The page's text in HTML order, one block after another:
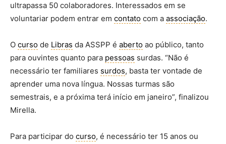
ultrapassa 50 colaboradores. Interessados em se
voluntariar podem entrar em contato com a associação.
O curso de Libras da ASSPP é aberto ao público, tanto
para ouvintes quanto para pessoas surdas. “Não é
necessário ter familiares surdos, basta ter vontade de
aprender uma nova língua. Nossas turmas são
semestrais, e a próxima terá início em janeiro”, finalizou
Mirella.
Para participar do curso, é necessário ter 15 anos ou